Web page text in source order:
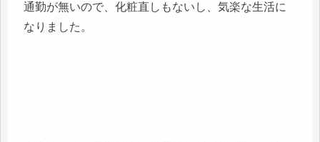
通勤が無いので、化粧直しもないし、気楽な生活に
なりました。